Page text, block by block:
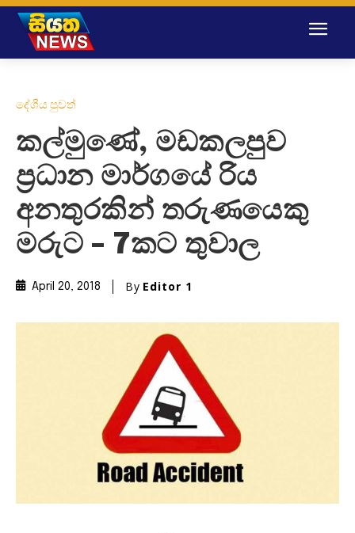
දේශීය පුවත්
කල්මුණේ, මඩකලපුව
ප්‍රධාන මාර්ගයේ රිය
අනතුරකින් තරුණයෙකු
මරුට – 7කට තුවාල
April 20, 2018 By Editor 1